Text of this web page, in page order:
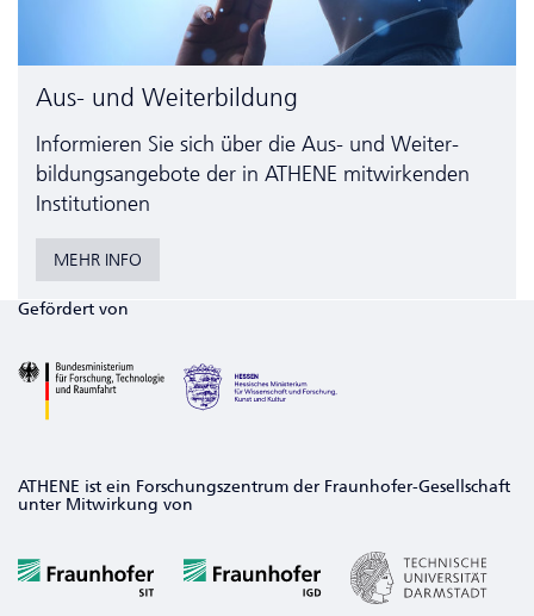
Aus- und Weiterbildung
Informieren Sie sich über die Aus- und Weiter­
bildungs­angebote der in ATHENE mitwirkenden
Institutionen
MEHR INFO
Gefördert von
ATHENE ist ein Forschungszentrum der Fraunhofer-Gesellschaft
unter Mitwirkung von